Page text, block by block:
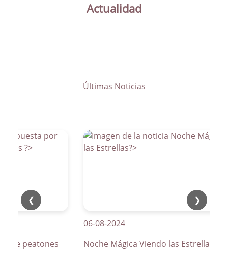
Actualidad
Últimas Noticias
❮ ❯
de peatones
06-08-2024
Noche Mágica Viendo las Estrellas